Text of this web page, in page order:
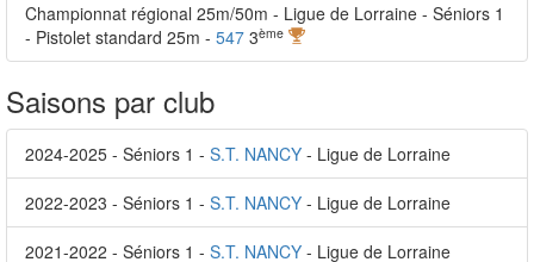
Championnat régional 25m/50m - Ligue de Lorraine - Séniors 1
- Pistolet standard 25m - 547 3ème
Saisons par club
2024-2025 - Séniors 1 - S.T. NANCY - Ligue de Lorraine
2022-2023 - Séniors 1 - S.T. NANCY - Ligue de Lorraine
2021-2022 - Séniors 1 - S.T. NANCY - Ligue de Lorraine